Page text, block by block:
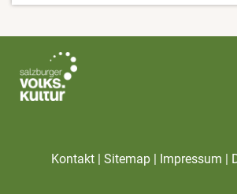
Kontakt | Sitemap | Impressum |